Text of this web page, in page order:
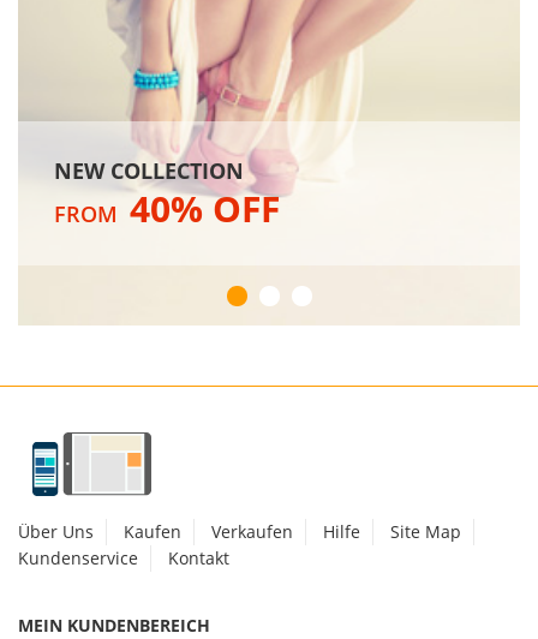
NEW COLLECTION
FROM 40% OFF
Über Uns Kaufen Verkaufen Hilfe
Site Map
Kundenservice
Kontakt
MEIN KUNDENBEREICH